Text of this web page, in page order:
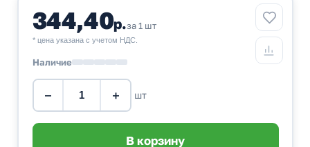
344,40р.за 1 шт
* цена указана с учетом НДС.
Наличие
− + шт